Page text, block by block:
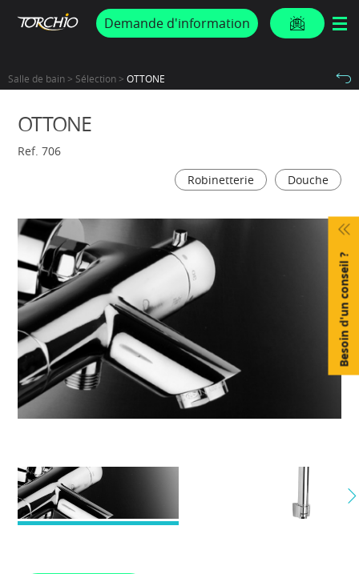
PROMOS & ACTUSDemande d'information
Salle de bain > Sélection > OTTONE
Besoin d'un conseil ?
OTTONE
Ref. 706
Robinetterie
Douche